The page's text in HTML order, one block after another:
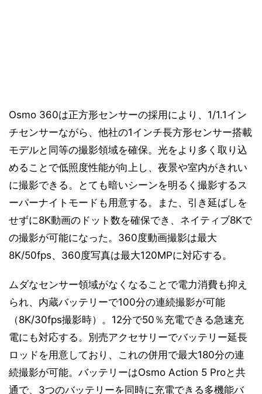
Osmo 360は正方形センサーの採用により、1/1.1イン
チセンサーながら、他社の1インチ長方形センサー搭載
モデルと同等の撮影領域を確保。光をより多く取り込
めることで低照度性能が向上し、夜景や室内がきれい
に撮影できる。とても暗いシーンを明るく撮影するス
ーパーナイトモードも用意する。また、引き延ばしを
せずに8K動画のドット数を確保でき、ネイティブ8Kで
の撮影が可能になった。360度動画撮影は最大
8K/50fps、360度写真は最大120MPに対応する。
ムダなセンサー領域がなくなることで電力消費も抑え
られ、内蔵バッテリーで100分の連続撮影が可能
（8K/30fps撮影時）。12分で50％充電できる急速充
電にも対応する。別売アクセサリーでバッテリー延長
ロッドを用意しており、これの併用で最大180分の連
続撮影が可能。バッテリーはOsmo Action 5 Proと共
通で、3つのバッテリーを同時に充電できる多機能バ